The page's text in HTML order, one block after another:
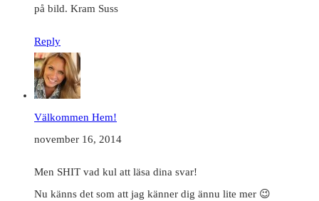
på bild. Kram Suss
Reply
Välkommen Hem!
november 16, 2014
Men SHIT vad kul att läsa dina svar!
Nu känns det som att jag känner dig ännu lite mer 😉